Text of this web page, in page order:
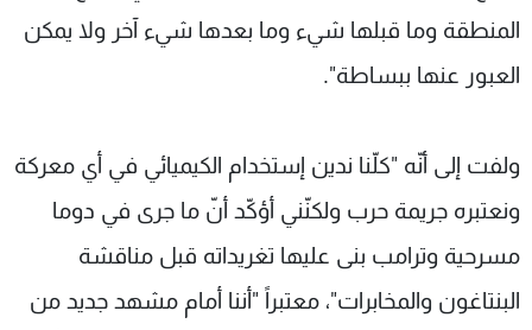
المنطقة وما قبلها شيء وما بعدها شيء آخر ولا يمكن
العبور عنها ببساطة".
ولفت إلى أنّه "كلّنا ندين إستخدام الكيميائي في أي معركة
ونعتبره جريمة حرب ولكنّني أؤكّد أنّ ما جرى في دوما
مسرحية وترامب بنى عليها تغريداته قبل مناقشة
البنتاغون والمخابرات"، معتبراً "أننا أمام مشهد جديد من